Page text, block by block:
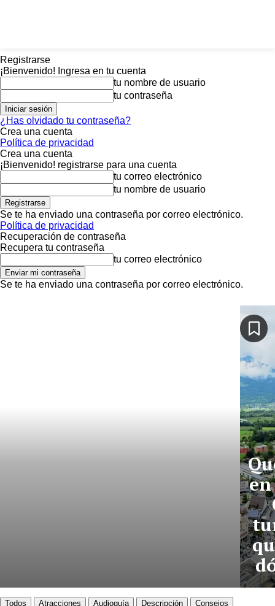
Registrarse
¡Bienvenido! Ingresa en tu cuenta
tu nombre de usuario
tu contraseña
¿Has olvidado tu contraseña?
Crea una cuenta
Política de privacidad
Crea una cuenta
¡Bienvenido! registrarse para una cuenta
tu correo electrónico
tu nombre de usuario
Se te ha enviado una contraseña por correo electrónico.
Política de privacidad
Recuperación de contraseña
Recupera tu contraseña
tu correo electrónico
Se te ha enviado una contraseña por correo electrónico.
Todos Atracciones Audioguía Descripción
Consejos